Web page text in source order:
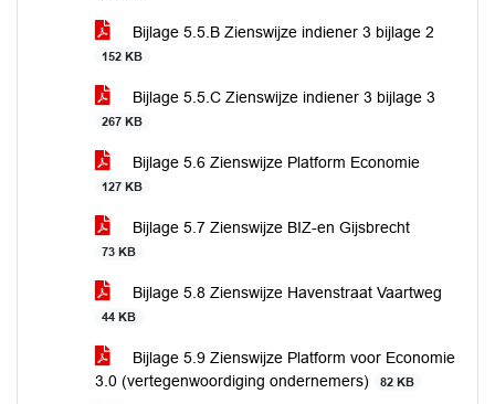
Bijlage 5.5.B Zienswijze indiener 3 bijlage 2
152 KB
Bijlage 5.5.C Zienswijze indiener 3 bijlage 3
267 KB
Bijlage 5.6 Zienswijze Platform Economie
127 KB
Bijlage 5.7 Zienswijze BIZ-en Gijsbrecht
73 KB
Bijlage 5.8 Zienswijze Havenstraat Vaartweg
44 KB
Bijlage 5.9 Zienswijze Platform voor Economie
3.0 (vertegenwoordiging ondernemers)
82 KB